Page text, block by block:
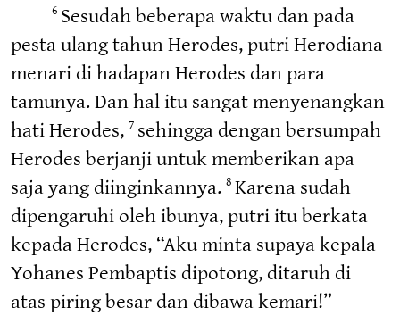
6 Sesudah beberapa waktu dan pada
pesta ulang tahun Herodes, putri Herodiana
menari di hadapan Herodes dan para
tamunya. Dan hal itu sangat menyenangkan
hati Herodes, 7 sehingga dengan bersumpah
Herodes berjanji untuk memberikan apa
saja yang diinginkannya. 8 Karena sudah
dipengaruhi oleh ibunya, putri itu berkata
kepada Herodes, “Aku minta supaya kepala
Yohanes Pembaptis dipotong, ditaruh di
atas piring besar dan dibawa kemari!”